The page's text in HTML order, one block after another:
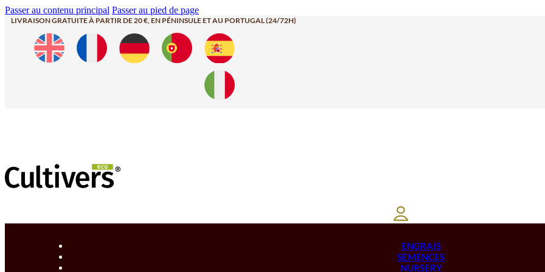
Passer au contenu principal Passer au pied de page
LIVRAISON GRATUITE À PARTIR DE 20 €, EN PÉNINSULE ET AU PORTUGAL (24/72H)
ENGRAIS
SEMENCES
NURSERY